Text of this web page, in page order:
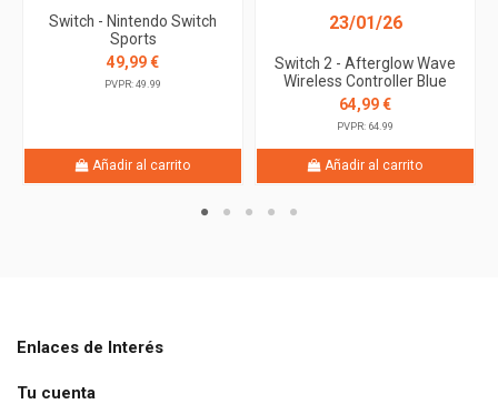
Switch - Nintendo Switch
Sports
49,99 €
PVPR: 49.99
Añadir al carrito
23/01/26
Switch 2 - Afterglow Wave
Wireless Controller Blue
64,99 €
PVPR: 64.99
Añadir al carrito
Enlaces de Interés
Tu cuenta